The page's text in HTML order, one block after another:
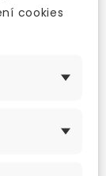
cookies